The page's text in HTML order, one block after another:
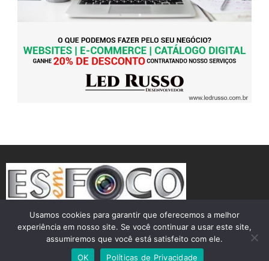
Theme by Silk Themes
Usamos cookies para garantir que oferecemos a melhor
experiência em nosso site. Se você continuar a usar este site,
assumiremos que você está satisfeito com ele.
OK
Políticas de Privacidade